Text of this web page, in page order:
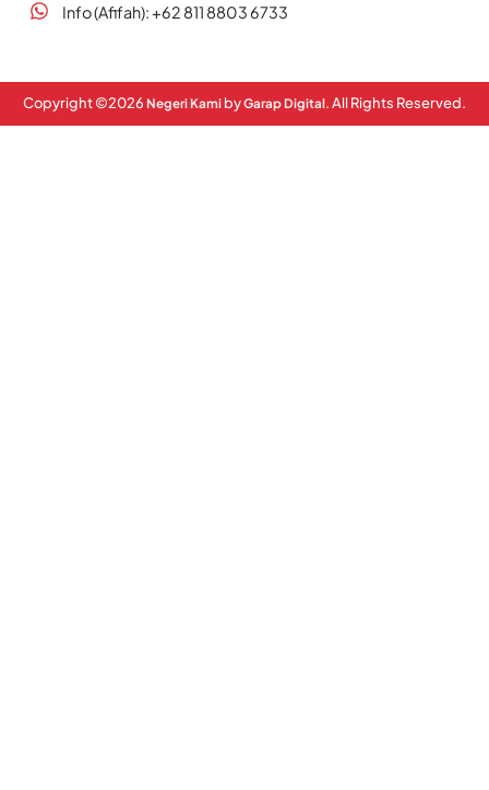
Info (Afifah): +62 811 8803 6733
Copyright ©2026 Negeri Kami byGarap Digital. All Rights Reserved.